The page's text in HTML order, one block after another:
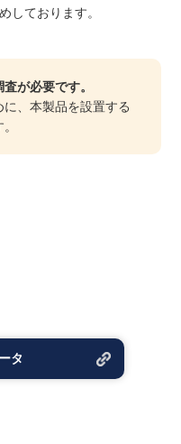
しております。
が必要です。
、本製品を設置する
タ